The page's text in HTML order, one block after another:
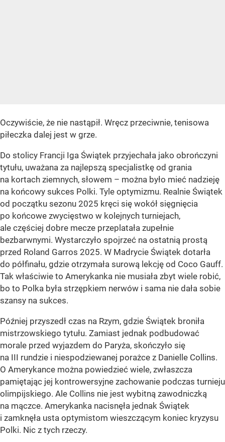
Oczywiście, że nie nastąpił. Wręcz przeciwnie, tenisowa
piłeczka dalej jest w grze.
Do stolicy Francji Iga Świątek przyjechała jako obrończyni
tytułu, uważana za najlepszą specjalistkę od grania
na kortach ziemnych, słowem – można było mieć nadzieję
na końcowy sukces Polki. Tyle optymizmu. Realnie Świątek
od początku sezonu 2025 kręci się wokół sięgnięcia
po końcowe zwycięstwo w kolejnych turniejach,
ale częściej dobre mecze przeplatała zupełnie
bezbarwnymi. Wystarczyło spojrzeć na ostatnią prostą
przed Roland Garros 2025. W Madrycie Świątek dotarła
do półfinału, gdzie otrzymała surową lekcję od Coco Gauff.
Tak właściwie to Amerykanka nie musiała zbyt wiele robić,
bo to Polka była strzępkiem nerwów i sama nie dała sobie
szansy na sukces.
Później przyszedł czas na Rzym, gdzie Świątek broniła
mistrzowskiego tytułu. Zamiast jednak podbudować
morale przed wyjazdem do Paryża, skończyło się
na III rundzie i niespodziewanej porażce z Danielle Collins.
O Amerykance można powiedzieć wiele, zwłaszcza
pamiętając jej kontrowersyjne zachowanie podczas turnieju
olimpijskiego. Ale Collins nie jest wybitną zawodniczką
na mączce. Amerykanka nacisnęła jednak Świątek
i zamknęła usta optymistom wieszczącym koniec kryzysu
Polki. Nic z tych rzeczy.